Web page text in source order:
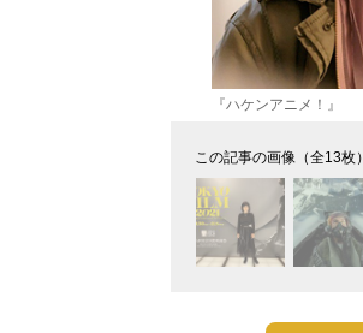
『ハケンアニメ！』
この記事の画像（全13枚）